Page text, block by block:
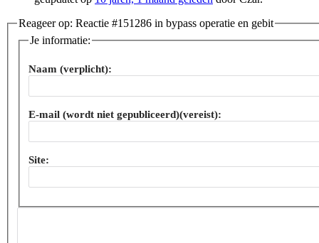
Reageer op: Reactie #151286 in bypass operatie en gebit
Je informatie:
Naam (verplicht):
E-mail (wordt niet gepubliceerd)(vereist):
Site: